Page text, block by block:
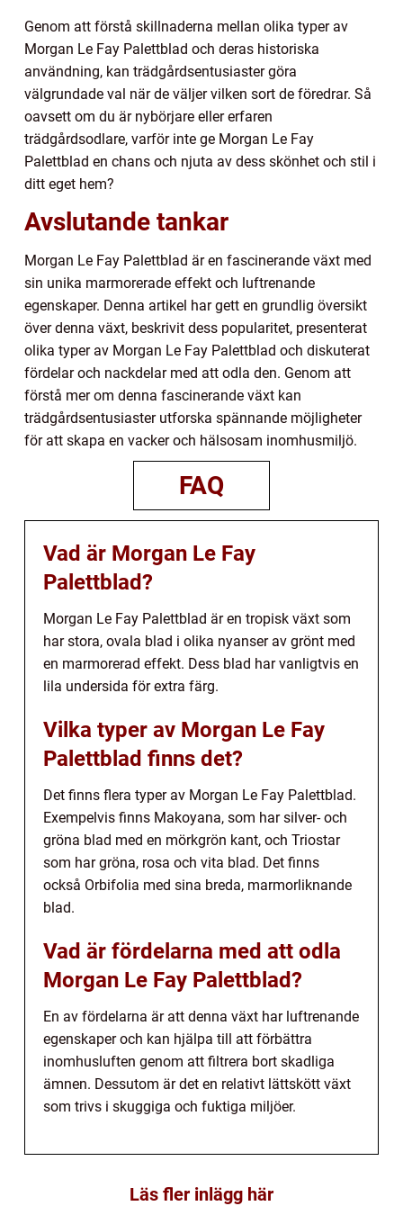
Genom att förstå skillnaderna mellan olika typer av
Morgan Le Fay Palettblad och deras historiska
användning, kan trädgårdsentusiaster göra
välgrundade val när de väljer vilken sort de föredrar. Så
oavsett om du är nybörjare eller erfaren
trädgårdsodlare, varför inte ge Morgan Le Fay
Palettblad en chans och njuta av dess skönhet och stil i
ditt eget hem?
Avslutande tankar
Morgan Le Fay Palettblad är en fascinerande växt med
sin unika marmorerade effekt och luftrenande
egenskaper. Denna artikel har gett en grundlig översikt
över denna växt, beskrivit dess popularitet, presenterat
olika typer av Morgan Le Fay Palettblad och diskuterat
fördelar och nackdelar med att odla den. Genom att
förstå mer om denna fascinerande växt kan
trädgårdsentusiaster utforska spännande möjligheter
för att skapa en vacker och hälsosam inomhusmiljö.
FAQ
Vad är Morgan Le Fay
Palettblad?
Morgan Le Fay Palettblad är en tropisk växt som
har stora, ovala blad i olika nyanser av grönt med
en marmorerad effekt. Dess blad har vanligtvis en
lila undersida för extra färg.
Vilka typer av Morgan Le Fay
Palettblad finns det?
Det finns flera typer av Morgan Le Fay Palettblad.
Exempelvis finns Makoyana, som har silver- och
gröna blad med en mörkgrön kant, och Triostar
som har gröna, rosa och vita blad. Det finns
också Orbifolia med sina breda, marmorliknande
blad.
Vad är fördelarna med att odla
Morgan Le Fay Palettblad?
En av fördelarna är att denna växt har luftrenande
egenskaper och kan hjälpa till att förbättra
inomhusluften genom att filtrera bort skadliga
ämnen. Dessutom är det en relativt lättskött växt
som trivs i skuggiga och fuktiga miljöer.
Läs fler inlägg här